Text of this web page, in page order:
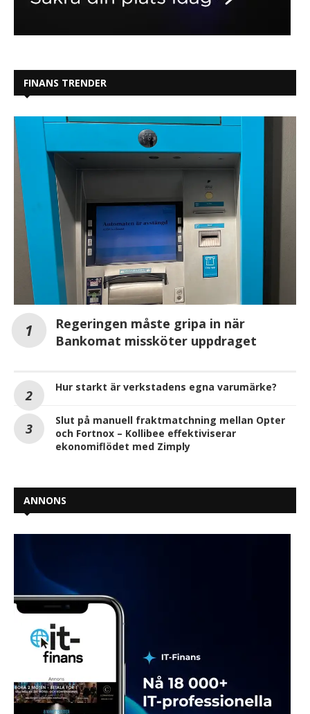
FINANS TRENDER
Regeringen måste gripa in när
Bankomat missköter uppdraget
Hur starkt är verkstadens egna varumärke?
Slut på manuell fraktmatchning mellan Opter
och Fortnox – Kollibee effektiviserar
ekonomiflödet med Zimply
ANNONS